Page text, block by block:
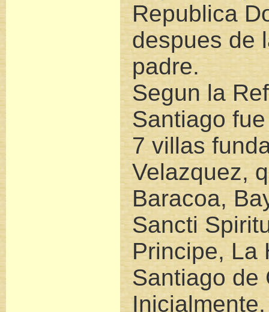
Republica
despues de
padre.
Segun la
Santiago
7 villas
Velazquez,
Baracoa,
Sancti
Principe, La
Santiago de